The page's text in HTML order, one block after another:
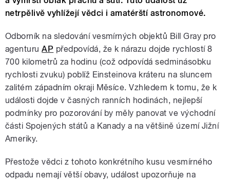
netrpělivě vyhlížejí vědci i amatérští astronomové.
Odborník na sledování vesmírných objektů Bill Gray pro
agenturuAP předpovídá, že k nárazu dojde rychlostí 8
700 kilometrů za hodinu (což odpovídá sedminásobku
rychlosti zvuku) poblíž Einsteinova kráteru na sluncem
zalitém západním okraji Měsíce. Vzhledem k tomu, že k
události dojde v časných ranních hodinách, nejlepší
podmínky pro pozorování by měly panovat ve východní
části Spojených států a Kanady a na většině území Jižní
Ameriky.
Přestože vědci z tohoto konkrétního kusu vesmírného
odpadu nemají větší obavy, událost upozorňuje na